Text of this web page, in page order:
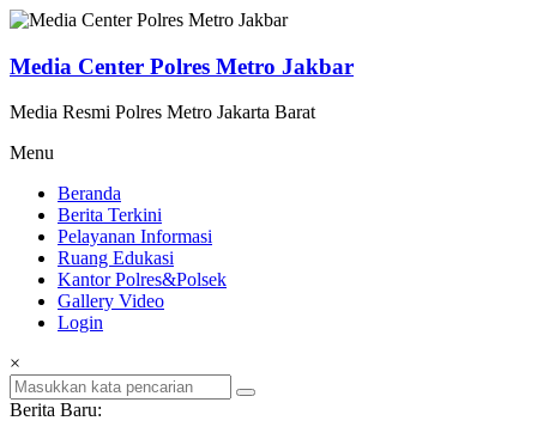
Lompat
konten
Media Center Polres Metro Jakbar
Media Resmi Polres Metro Jakarta Barat
Menu
Beranda
Berita Terkini
Pelayanan Informasi
Ruang Edukasi
Kantor Polres&Polsek
Gallery Video
Login
×
Berita Baru: